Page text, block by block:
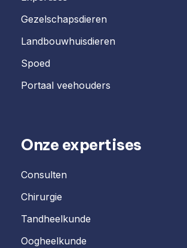
Gezelschapsdieren
Landbouwhuisdieren
Spoed
Portaal veehouders
Onze expertises
Consulten
Chirurgie
Tandheelkunde
Oogheelkunde